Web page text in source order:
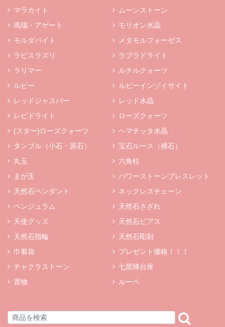
マラカイト
ムーンストーン
瑪瑙・アゲート
モリオン水晶
モルダバイト
メタモルフォーゼス
ラピスラズリ
ラブラドライト
ラリマー
ルチルクォーツ
ルビー
ルビーインゾイサイト
レッドジャスパー
レッド水晶
レピドライト
ローズクォーツ
(スター)ローズクォーツ
ヘマチッタ水晶
タンブル（小石・原石）
宝石ルース（裸石）
丸玉
六角柱
まが玉
パワーストーンブレスレット
天然石ペンダント
ネックレスチェーン
ペンジュラム
天然石さざれ
天使グッズ
天然石ピアス
天然石指輪
天然石彫刻
巾着袋
プレゼント価格！！！
チャクラストーン
七星陣台座
置物
ルーペ